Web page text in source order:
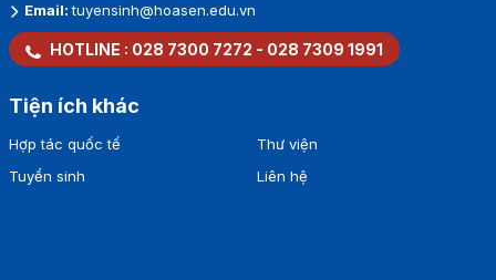
Email:tuyensinh@hoasen.edu.vn
HOTLINE : 028 7300 7272 - 028 7309 1991
Tiện ích khác
Hợp tác quốc tế
Tuyển sinh
Thư viện
Liên hệ